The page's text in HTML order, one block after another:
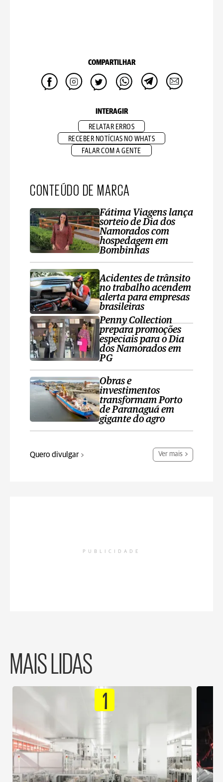
COMPARTILHAR
INTERAGIR
RELATAR ERROS
RECEBER NOTÍCIAS NO WHATS
FALAR COM A GENTE
CONTEÚDO DE MARCA
Fátima Viagens lança
sorteio de Dia dos
Namorados com
hospedagem em
Bombinhas
Acidentes de trânsito
no trabalho acendem
alerta para empresas
brasileiras
Penny Collection
prepara promoções
especiais para o Dia
dos Namorados em
PG
Obras e
investimentos
transformam Porto
de Paranaguá em
gigante do agro
Quero divulgar Ver mais
PUBLICIDADE
MAIS LIDAS
1